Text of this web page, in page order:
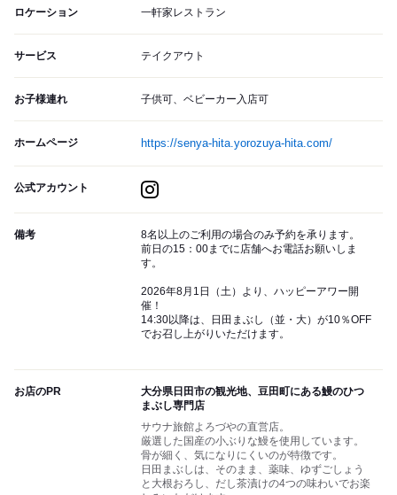
ロケーション 一軒家レストラン
サービス テイクアウト
お子様連れ 子供可、ベビーカー入店可
ホームページ https://senya-hita.yorozuya-hita.com/
公式アカウント
備考
8名以上のご利用の場合のみ予約を承ります。
前日の15：00までに店舗へお電話お願いしま
す。
2026年8月1日（土）より、ハッピーアワー開
催！
14:30以降は、日田まぶし（並・大）が10％OFF
でお召し上がりいただけます。
お店のPR
大分県日田市の観光地、豆田町にある鰻のひつ
まぶし専門店
サウナ旅館よろづやの直営店。
厳選した国産の小ぶりな鰻を使用しています。
骨が細く、気になりにくいのが特徴です。
日田まぶしは、そのまま、薬味、ゆずごしょう
と大根おろし、だし茶漬けの4つの味わいでお楽